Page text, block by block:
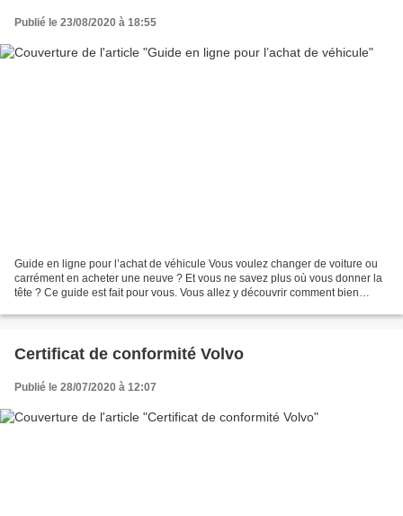
Publié le 23/08/2020 à 18:55
Guide en ligne pour l’achat de véhicule Vous voulez changer de voiture ou
carrément en acheter une neuve ? Et vous ne savez plus où vous donner la
tête ? Ce guide est fait pour vous. Vous allez y découvrir comment bien
Certificat de conformité Volvo
Publié le 28/07/2020 à 12:07